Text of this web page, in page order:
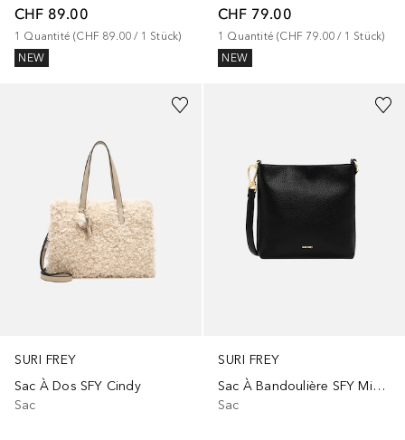
CHF 89.00
1 Quantité (CHF 89.00 / 1 Stück)
NEW
CHF 79.00
1 Quantité (CHF 79.00 / 1 Stück)
NEW
SURI FREY
Sac À Dos SFY Cindy
Sac
SURI FREY
Sac À Bandoulière SFY Mimmy
Sac